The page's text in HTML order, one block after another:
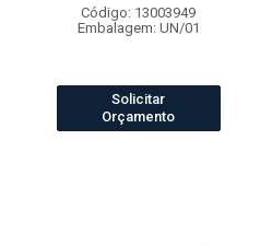
Código: 13003949
Embalagem: UN/01
Solicitar
Orçamento